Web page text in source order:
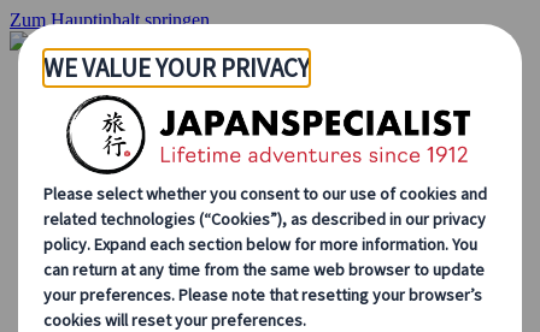
Zum Hauptinhalt springen
Startseite
Rundreisen
Individuelle Reisen
Gruppenreisen
Selbstfahrerreisen
Ausflüge
Maßgeschneiderte Gruppenreisen
Japan Rail Pass
Wie wir arbeiten
Über uns
Treffen Sie unser Team
Werden Sie Teil unseres Teams